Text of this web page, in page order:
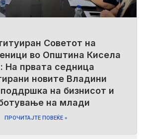
Советот на
во Општина Кисела
На првата седница
новите Владини
на бизнисот и
на млади
ПРОЧИТАЈТЕ ПОВЕЌЕ »